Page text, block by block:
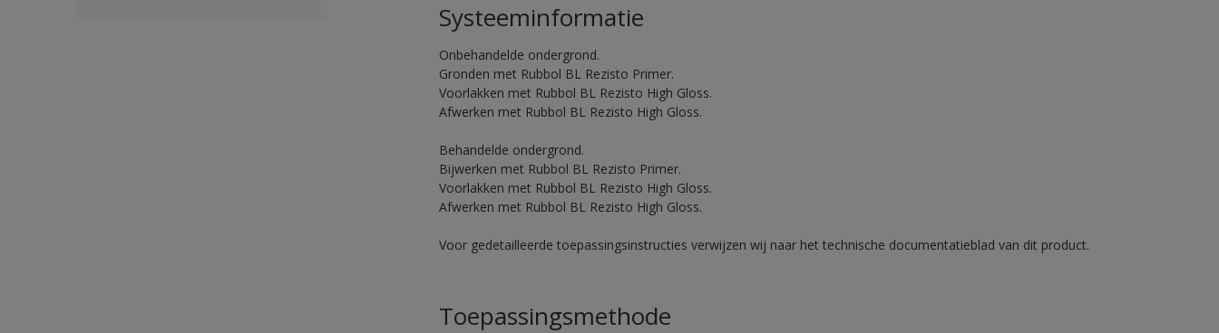
Systeeminformatie
Onbehandelde ondergrond.
Gronden met Rubbol BL Rezisto Primer.
Voorlakken met Rubbol BL Rezisto High Gloss.
Afwerken met Rubbol BL Rezisto High Gloss.
Behandelde ondergrond.
Bijwerken met Rubbol BL Rezisto Primer.
Voorlakken met Rubbol BL Rezisto High Gloss.
Afwerken met Rubbol BL Rezisto High Gloss.
Voor gedetailleerde toepassingsinstructies verwijzen wij naar het technische documentatieblad van dit product.
Toepassingsmethode